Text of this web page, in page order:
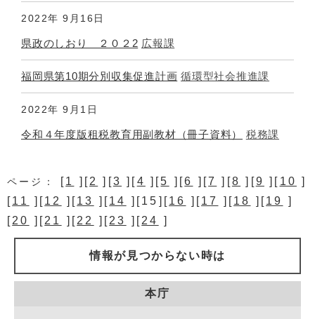
2022年 9月16日
県政のしおり ２０２2 広報課
福岡県第10期分別収集促進計画 循環型社会推進課
2022年 9月1日
令和４年度版租税教育用副教材（冊子資料） 税務課
ページ： [1 ][2 ][3 ][4 ][5 ][6 ][7 ][8 ][9 ][ 10 ]
[11 ][12 ][13 ][14 ][15][16 ][17 ][18 ][19
]
[20 ][21 ][22 ][23 ][24 ]
情報が見つからない時は
本庁